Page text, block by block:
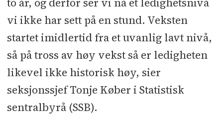
vi ikke har sett på en stund. Veksten
startet imidlertid fra et uvanlig lavt nivå,
så på tross av høy vekst så er ledigheten
likevel ikke historisk høy, sier
seksjonssjef Tonje Køber i Statistisk
sentralbyrå (SSB).